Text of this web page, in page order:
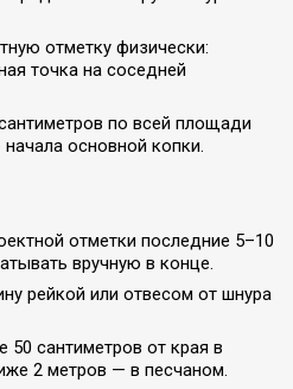
отметку физически:
точка на соседней
по всей площади
основной копки.
отметки последние 5–10
вручную в конце.
рейкой или отвесом от шнура
50 сантиметров от края в
2 метров — в песчаном.